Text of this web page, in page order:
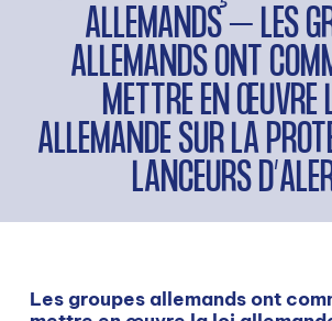
ALLEMANDS – LES
ALLEMANDS ONT
METTRE EN ŒUVRE
ALLEMANDE SUR LA
LANCEURS
Les groupes allemands ont